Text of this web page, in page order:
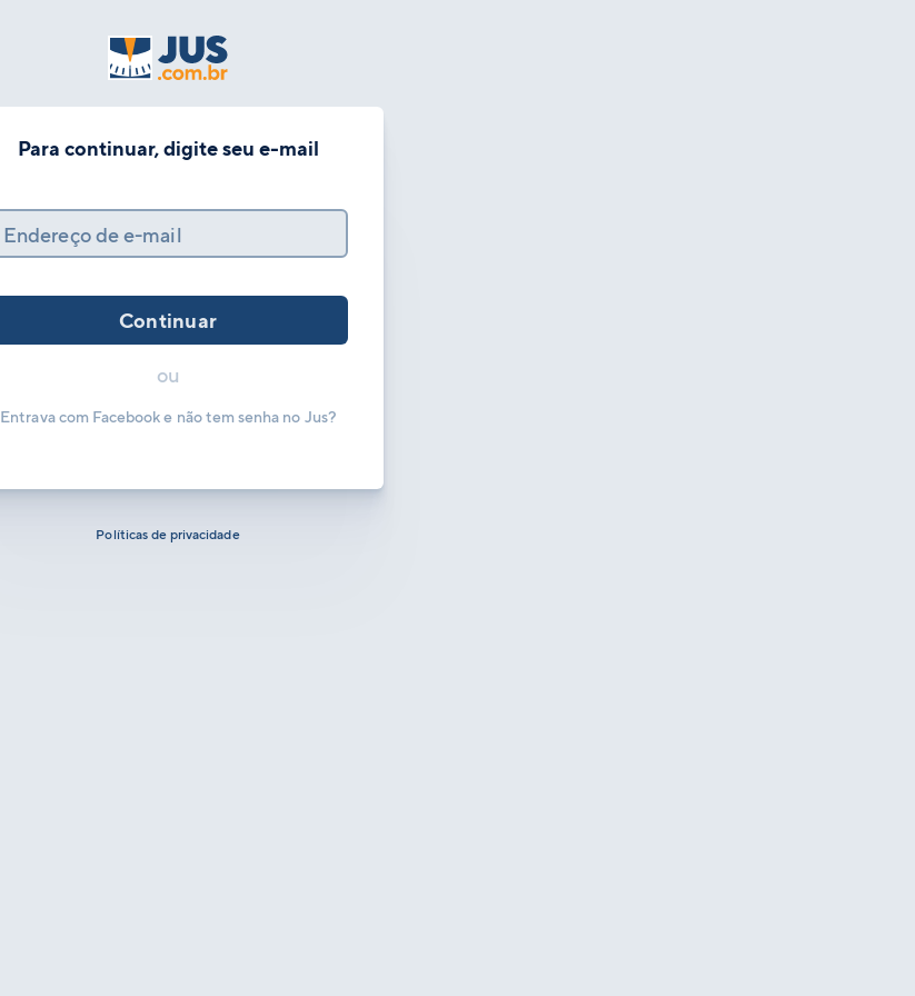
Para continuar, digite seu e-mail
Endereço de e-mail
Continuar
ou
Entrava com Facebook e não tem senha no Jus?
Políticas de privacidade